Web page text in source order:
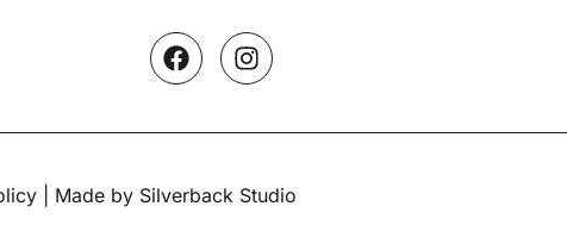
| Made by Silverback Studio